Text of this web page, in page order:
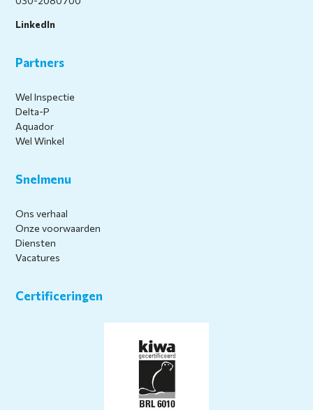
LinkedIn
Partners
Wel Inspectie
Delta-P
Aquador
Wel Winkel
Snelmenu
Ons verhaal
Onze voorwaarden
Diensten
Vacatures
Certificeringen